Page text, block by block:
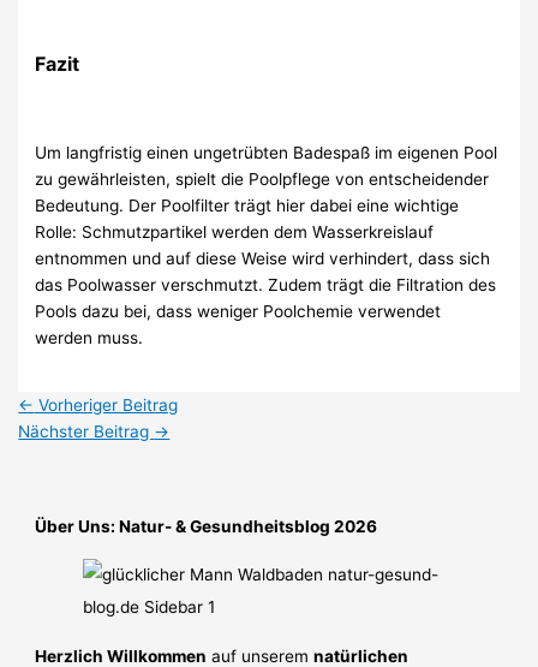
Fazit
Um langfristig einen ungetrübten Badespaß im eigenen Pool
zu gewährleisten, spielt die Poolpflege von entscheidender
Bedeutung. Der Poolfilter trägt hier dabei eine wichtige
Rolle: Schmutzpartikel werden dem Wasserkreislauf
entnommen und auf diese Weise wird verhindert, dass sich
das Poolwasser verschmutzt. Zudem trägt die Filtration des
Pools dazu bei, dass weniger Poolchemie verwendet
werden muss.
← Vorheriger Beitrag
Nächster Beitrag →
Über Uns: Natur- & Gesundheitsblog 2026
Herzlich Willkommen auf unseremnatürlichen